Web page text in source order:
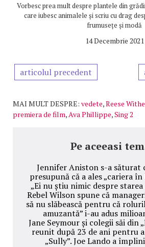
Vorbesc prea mult despre plantele din
care iubesc animalele și scriu cu drag
frumusețe și modă
14 Decembrie 2021
articolul precedent
MAI MULT DESPRE: vedete,Reese
premiera de film, Ava Phillippe,Sing 2
Pe aceeasi
Jennifer Aniston s-a săturat
presupună că a ales „cariera
„Ei nu știu nimic despre starea
Rebel Wilson spune că
să nu slăbească pentru că
amuzantă” i-au adus
Jane Seymour și colegii săi din
reunit după 23 de ani pentru
„Sully”. Joe Lando a